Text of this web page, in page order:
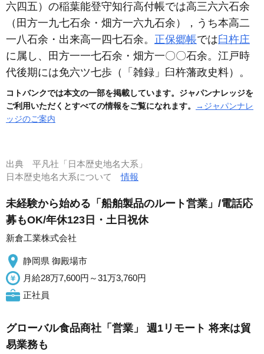
六四五） の稲葉能登守知行高付帳では高三六六石余
（田方一九七石余・畑方一六九石余）
，うち本高二
一八石余・出来高一四七石余。 正保郷帳では臼杵庄
に属し、田方一一七石余・畑方一〇〇石余。江戸時
代後期には免六ツ七歩 （「雑録」臼杵藩政史料） 。
コトバンクでは本文の一部を掲載しています。ジャパンナレッジを
ご利用いただくとすべての情報をご覧になれます。
→ジャパンナレ
ッジのご案内
出典 平凡社「日本歴史地名大系」
日本歴史地名大系について情報
未経験から始める「船舶製品のルート営業」/電話応
募もOK/年休123日・土日祝休
新倉工業株式会社
静岡県 御殿場市
月給28万7,600円～31万3,760円
正社員
グローバル食品商社「営業」 週1リモート 将来は貿
易業務も